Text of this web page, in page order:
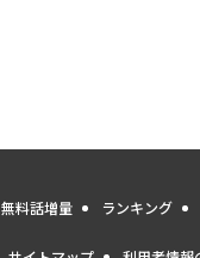
無料話増量 ランキング